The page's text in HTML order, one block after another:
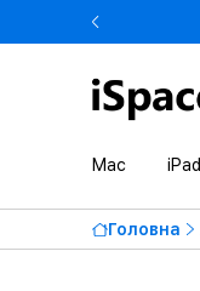
Mac iPad
Головна